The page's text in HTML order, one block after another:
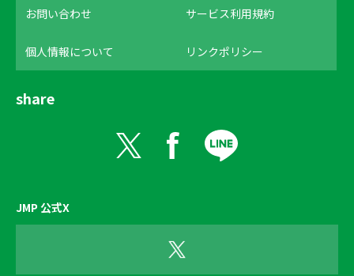
お問い合わせ サービス利用規約
個人情報について リンクポリシー
share
JMP 公式X